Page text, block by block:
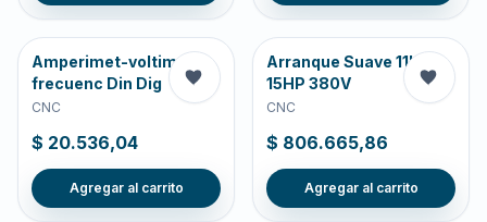
Amperimet-voltim-
frecuenc Din Dig
CNC
$ 20.536,04
Agregar al carrito
Arranque Suave 11KW
15HP 380V
CNC
$ 806.665,86
Agregar al carrito